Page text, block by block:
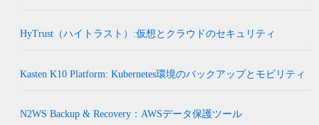
HyTrust（ハイトラスト）:仮想とクラウドのセキュリティ
Kasten K10 Platform: Kubernetes環境のバックアップとモビリティ
N2WS Backup & Recovery：AWSデータ保護ツール